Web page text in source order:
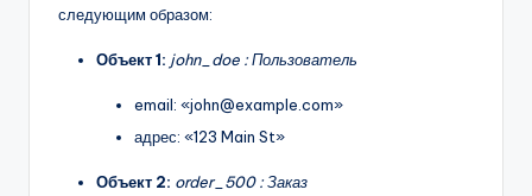
следующим образом:
Объект 1: john_doe : Пользователь
email: «john@example.com»
адрес: «123 Main St»
Объект 2: order_500 : Заказ